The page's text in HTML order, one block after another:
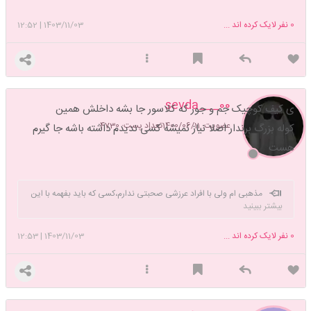
1403/11/03
|
12:52 0 نفر لایک کرده اند ...
sevda___00
عضویت: 1400/06/11 تعداد پست: 4730
ی کیف کوچیک جم و جور که کلاسور جا بشه داخلش همین
کوله بزرگ برندار اصلا نیاز نمیشه کسی ندیدم داشته باشه جا گیرم
هست
مذهبی ام ولی با افراد عرزشی صحبتی ندارم،کسی که باید بفهمه با این
همه اتفاق فهمیده پس اگه شستم و گذاشتمت کنار کاملا ناراحت شو و برو
بیشتر ببینید
1403/11/03
|
12:53 0 نفر لایک کرده اند ...